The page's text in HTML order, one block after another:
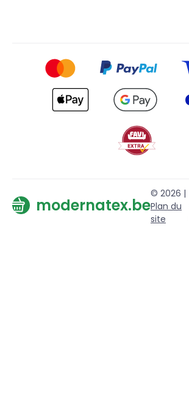
modernatex.be
© 2026 |
Plan du
site